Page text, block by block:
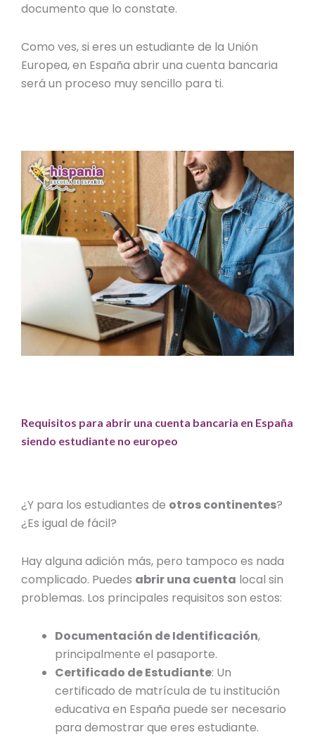
documento que lo constate.
Como ves, si eres un estudiante de la Unión
Europea, en España abrir una cuenta bancaria
será un proceso muy sencillo para ti.
Requisitos para abrir una cuenta bancaria en España
siendo estudiante no europeo
¿Y para los estudiantes de otros continentes?
¿Es igual de fácil?
Hay alguna adición más, pero tampoco es nada
complicado. Puedes abrir una cuenta localsin
problemas. Los principales requisitos son estos:
Documentación de Identificación,
principalmente el pasaporte.
Certificado de Estudiante: Un
certificado de matrícula de tu institución
educativa en España puede ser necesario
para demostrar que eres estudiante.